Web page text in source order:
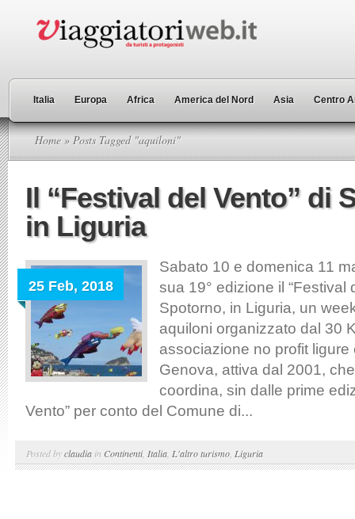
Italia Europa Africa America del Nord Asia Centro
Home » Posts Tagged "aquiloni"
Il “Festival del Vento” di
in Liguria
25 Feb, 2018
Sabato 10 e domenica 11
sua 19° edizione il “Festival
Spotorno, in Liguria, un
aquiloni organizzato dal 30
associazione no profit ligure
Genova, attiva dal 2001,
coordina, sin dalle prime
Vento” per conto del Comune di...
Posted byclaudia in Continenti, Italia L'altro turismo Liguria